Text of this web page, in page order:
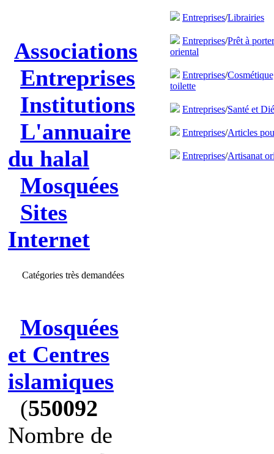
Associations
Entreprises
Institutions
L'annuaire
du halal
Mosquées
Sites
Internet
Catégories très demandées
Mosquées
et Centres
islamiques
(550092
Nombre de
Entreprises/Librairies
Entreprises/Prêt à
oriental
Entreprises/
toilette
Entreprises/Santé et
Entreprises/Articles
Entreprises/Artisanat